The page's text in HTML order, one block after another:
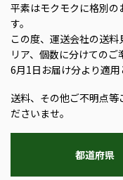
平素はモクモクに格別
す。
この度、運送会社の送
リア、個数に分けてのご
6月1日お届け分より適用
送料、その他ご不明点等
ださいませ。
都道府県